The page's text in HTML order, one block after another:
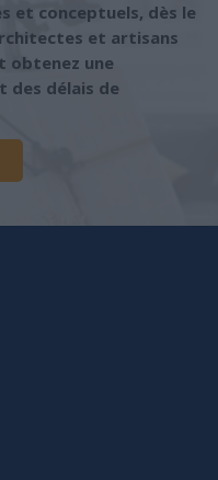
et conceptuels, dès le
et artisans
obtenez une
des délais de